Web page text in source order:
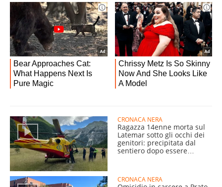
CRONACA NERA
Ragazza 14enne morta sul
Latemar sotto gli occhi dei
genitori: precipitata dal
sentiero dopo essere
CRONACA NERA